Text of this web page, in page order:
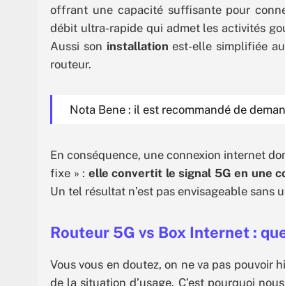
offrant une capacité suffisante pour
débit ultra-rapide qui admet les activités
Aussi son installation est-elle simplifiée
routeur.
Nota Bene : il est recommandé de
En conséquence, une connexion internet
fixe » : elle convertit le signal 5G en une
Un tel résultat n’est pas envisageable sans
Routeur 5G vs Box Internet :
Vous vous en doutez, on ne va pas pouvoir
de la situation d’usage. C’est pourquoi